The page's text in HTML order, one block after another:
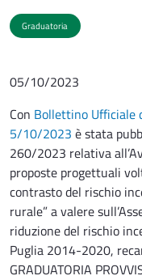
Graduatoria
05/10/2023
Con Bollettino Ufficiale
5/10/2023 è stata
260/2023 relativa
proposte progettuali
contrasto del rischio
rurale” a valere
riduzione del rischio
Puglia 2014-2020,
GRADUATORIA